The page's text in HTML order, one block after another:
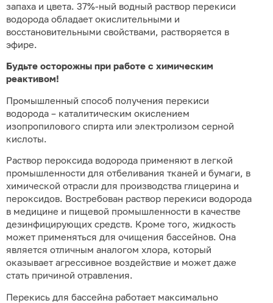
запаха и цвета. 37%-ный водный раствор перекиси
водорода обладает окислительными и
восстановительными свойствами, растворяется в
эфире.
Будьте осторожны при работе с химическим
реактивом!
Промышленный способ получения перекиси
водорода – каталитическим окислением
изопропилового спирта или электролизом серной
кислоты.
Раствор пероксида водорода применяют в легкой
промышленности для отбеливания тканей и бумаги, в
химической отрасли для производства глицерина и
пероксидов. Востребован раствор перекиси водорода
в медицине и пищевой промышленности в качестве
дезинфицирующих средств. Кроме того, жидкость
может применяться для очищения бассейнов. Она
является отличным аналогом хлора, который
оказывает агрессивное воздействие и может даже
стать причиной отравления.
Перекись для бассейна работает максимально